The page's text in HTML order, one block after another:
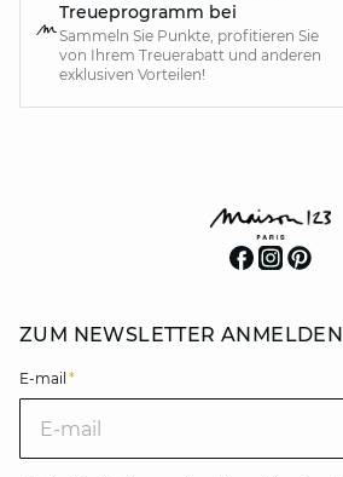
Treueprogramm bei
Sammeln Sie Punkte, profitieren Sie
von Ihrem Treuerabatt und anderen
exklusiven Vorteilen!
ZUM NEWSLETTER ANMELDEN
E-mail *